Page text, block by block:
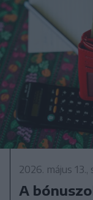
2026. május 13.,
A